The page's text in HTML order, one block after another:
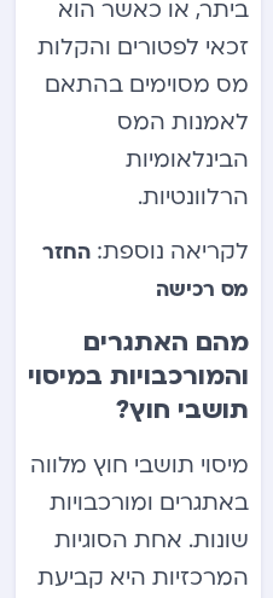
ביתר, או כאשר הוא
זכאי לפטורים והקלות
מס מסוימים בהתאם
לאמנות המס
הבינלאומיות
הרלוונטיות.
לקריאה נוספת: החזר
מס רכישה
מהם האתגרים
והמורכבויות במיסוי
תושבי חוץ?
מיסוי תושבי חוץ מלווה
באתגרים ומורכבויות
שונות. אחת הסוגיות
המרכזיות היא קביעת